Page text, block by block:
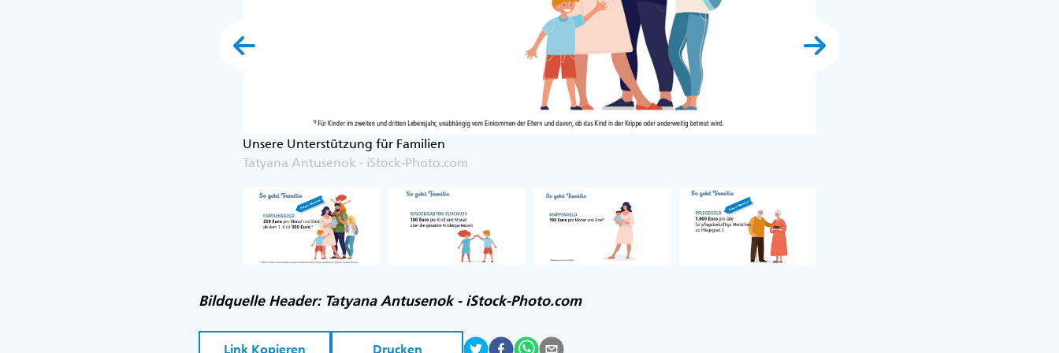
Unsere Unterstützung für Familien
Tatyana Antusenok - iStock-Photo.com
Bildquelle Header: Tatyana Antusenok - iStock-Photo.com
Link Kopieren Drucken